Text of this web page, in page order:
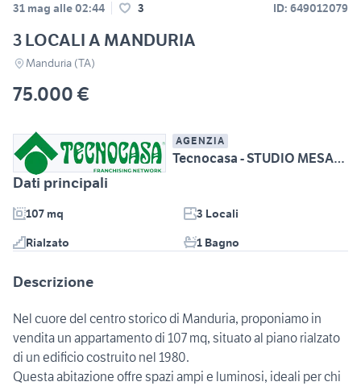
31 mag alle 02:44 3 ID: 649012079
3 LOCALI A MANDURIA
Manduria (TA)
75.000 €
AGENZIA
Tecnocasa - STUDIO MESAGNE CENTRO srl
Dati principali
107 mq
3 Locali
Rialzato
1 Bagno
Descrizione
Nel cuore del centro storico di Manduria, proponiamo in
vendita un appartamento di 107 mq, situato al piano rialzato
di un edificio costruito nel 1980.
Questa abitazione offre spazi ampi e luminosi, ideali per chi